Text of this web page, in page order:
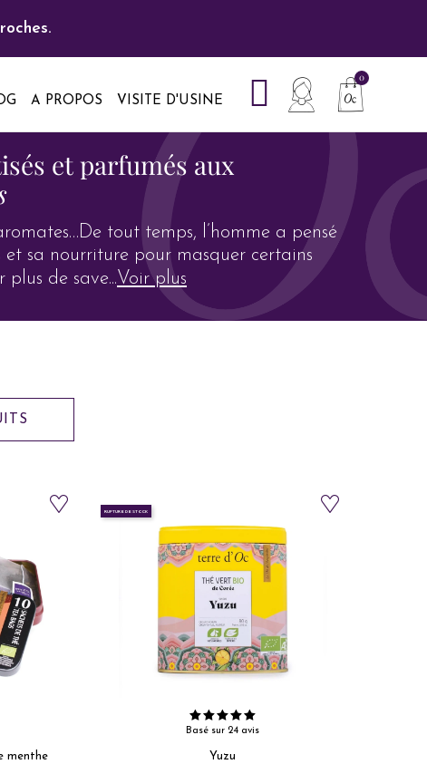
A PROPOS VISITE D'USINE
et parfumés aux
tout temps, l’homme a pensé
et sa nourriture pour masquer certains
plus de save...Voir plus
menthe
RUPTURE DE STOCK
Basé sur 24 avis
Yuzu